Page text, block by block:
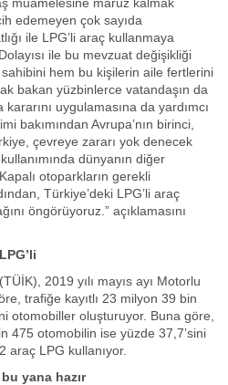
edemeyen çok sayıda
ile LPG’li araç kullanmaya
ile bu mevzuat değişikliği
hem bu kişilerin aile fertlerini
bakan yüzbinlerce vatandaşın da
uygulamasına da yardımcı
bakımından Avrupa’nın birinci,
çevreye zararı yok denecek
dünyanın diğer
otoparkların gerekli
Türkiye’deki LPG’li araç
öngörüyoruz.” açıklamasını
2019 yılı mayıs ayı Motorlu
trafiğe kayıtlı 23 milyon 39 bin
otomobiller oluşturuyor. Buna göre,
475 otomobilin ise yüzde 37,7’sini
araç LPG kullanıyor.
yana hazır